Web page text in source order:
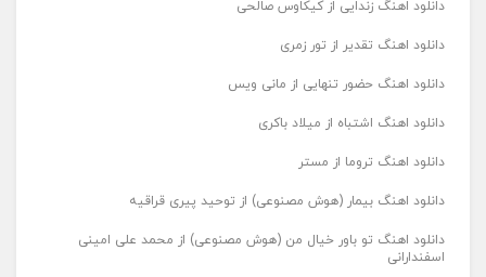
دانلود اهنگ زندایی از کیکاوس صالحی
دانلود اهنگ تقدیر از تور زمری
دانلود اهنگ حضور تنهایی از مانی ویس
دانلود اهنگ اشتباه از میلاد باکری
دانلود اهنگ تروما از مستر
دانلود اهنگ بیمار (هوش مصنوعی) از توحید پیری قراقیه
دانلود اهنگ تو باور خیال من (هوش مصنوعی) از محمد علی امینی
اسفندارانی